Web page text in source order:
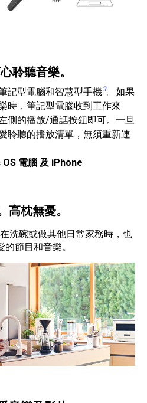
聆聽音樂。
記型電腦和智慧型手機3。如果
時，筆記型電腦收到工作來
側的播放/通話按鈕即可。一旦
聆聽的播放清單，無須重新連
電腦 及 iPhone
高枕無憂。
洗碗或做其他日常家務時，也
的節目和音樂。